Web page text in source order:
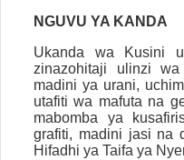
NGUVU YA KANDA
Ukanda wa Kusini
zinazohitaji ulinzi
madini ya urani,
utafiti wa mafuta na
mabomba ya
grafiti, madini jasi na
Hifadhi ya Taifa ya